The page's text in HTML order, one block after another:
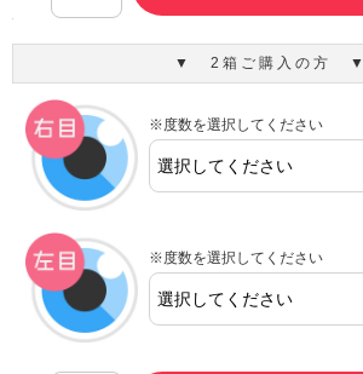
▼ 2箱ご購入の方 ▼
※度数を選択してください
※度数を選択してください